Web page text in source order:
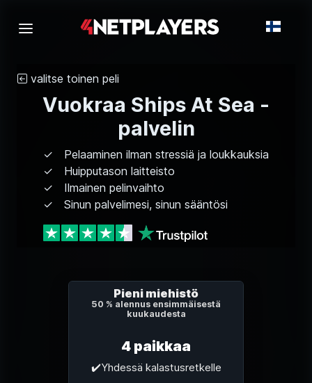
valitse toinen peli
Vuokraa Ships At Sea -
palvelin
Pelaaminen ilman stressiä ja loukkauksia
Huipputason laitteisto
Ilmainen pelinvaihto
Sinun palvelimesi, sinun sääntösi
Pieni miehistö
50 % alennus ensimmäisestä
kuukaudesta
4 paikkaa
✔️Yhdessä kalastusretkelle